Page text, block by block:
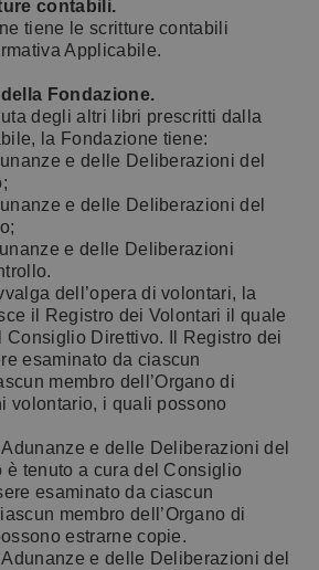
contabili.
tiene le scritture contabili
Applicabile.
Fondazione.
degli altri libri prescritti dalla
la Fondazione tiene:
e delle Deliberazioni del
e delle Deliberazioni del
e delle Deliberazioni
dell’opera di volontari, la
il Registro dei Volontari il quale
Consiglio Direttivo. Il Registro dei
esaminato da ciascun
membro dell’Organo di
volontario, i quali possono
e delle Deliberazioni del
è tenuto a cura del Consiglio
esaminato da ciascun
membro dell’Organo di
estrarne copie.
e delle Deliberazioni del